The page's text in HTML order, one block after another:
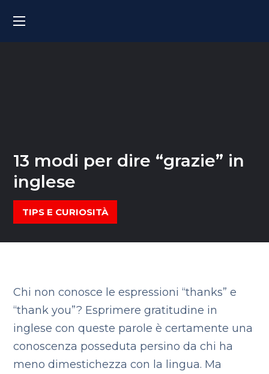
13 modi per dire “grazie” in
inglese
TIPS E CURIOSITÀ
Chi non conosce le espressioni “thanks” e
“thank you”? Esprimere gratitudine in
inglese con queste parole è certamente una
conoscenza posseduta persino da chi ha
meno dimestichezza con la lingua. Ma